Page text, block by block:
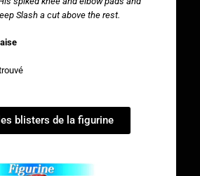
Slash a cut above the rest.
blisters de la figurine